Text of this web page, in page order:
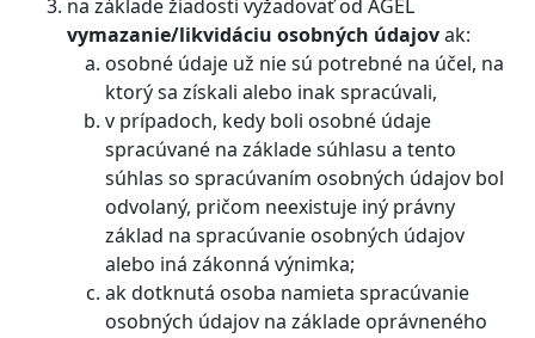
na základe žiadosti vyžadovať od AGEL
vymazanie/likvidáciu osobných údajovak:
osobné údaje už nie sú potrebné na účel, na
ktorý sa získali alebo inak spracúvali,
v prípadoch, kedy boli osobné údaje
spracúvané na základe súhlasu a tento
súhlas so spracúvaním osobných údajov bol
odvolaný, pričom neexistuje iný právny
základ na spracúvanie osobných údajov
alebo iná zákonná výnimka;
ak dotknutá osoba namieta spracúvanie
osobných údajov na základe oprávneného